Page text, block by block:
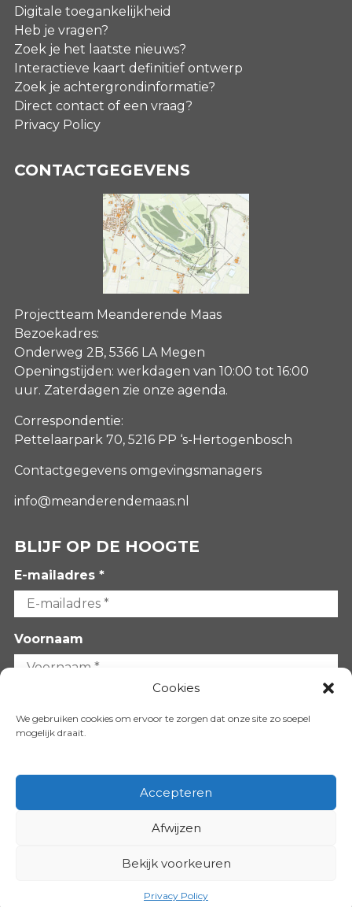
Cookies
We gebruiken cookies om ervoor te zorgen dat onze site zo soepel
mogelijk draait.
Accepteren
Afwijzen
Bekijk voorkeuren
Privacy Policy
Digitale toegankelijkheid
Heb je vragen?
Zoek je het laatste nieuws?
Interactieve kaart definitief ontwerp
Zoek je achtergrondinformatie?
Direct contact of een vraag?
Privacy Policy
CONTACTGEGEVENS
Projectteam Meanderende Maas
Bezoekadres:
Onderweg 2B, 5366 LA Megen
Openingstijden: werkdagen van 10:00 tot 16:00
uur. Zaterdagen zie onze agenda.
Correspondentie:
Pettelaarpark 70, 5216 PP ‘s-Hertogenbosch
Contactgegevens omgevingsmanagers
info@meanderendemaas.nl
BLIJF OP DE HOOGTE
E-mailadres *
Voornaam
VOLG ONS OP: